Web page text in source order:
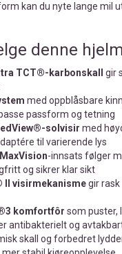
kan du nyte lange mil
denne
TCT®-karbonskall
gir
med oppblåsbare
passform og tetning
solvisir med
til varierende lys
-innsats følger
og sikrer klar sikt
II visirmekanismegir
komfortfôr som puster,
antibakterielt og
skall og forbedret